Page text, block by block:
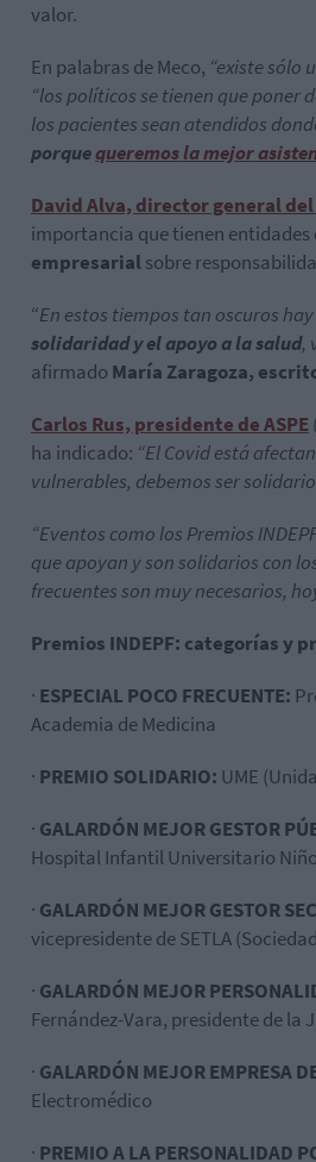
valor.
En palabras de Meco, “existe sólo
“los políticos se tienen que poner
los pacientes sean atendidos
porquequeremos la mejor
David Alva, director general del
importancia que tienen entidades
empresarialsobre
“En estos tiempos tan oscuros
solidaridad y el apoyo a la salud,
afirmado María Zaragoza,
Carlos Rus, presidente de ASPE
ha indicado: “El Covid está
vulnerables, debemos ser
“Eventos como los Premios
que apoyan y son solidarios con
frecuentes son muy necesarios,
Premios INDEPF: categorías y
· ESPECIAL POCO FRECUENTE:
Academia de Medicina
· PREMIO SOLIDARIO: UME
· GALARDÓN MEJOR GESTOR
Hospital Infantil Universitario
· GALARDÓN MEJOR GESTOR
vicepresidente de SETLA
· GALARDÓN MEJOR
Fernández-Vara, presidente de la
· GALARDÓN MEJOR EMPRESA
Electromédico
· PREMIO A LA PERSONALIDAD